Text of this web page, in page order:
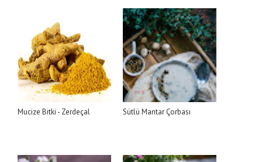
Mucize Bitki - Zerdeçal Sütlü Mantar Çorbası